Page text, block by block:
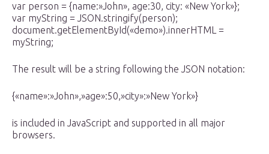
var person = {name:»John», age:30, city: «New York»};
var myString = JSON.stringify(person);
document.getElementById(«demo»).innerHTML =
myString;
The result will be a string following the JSON notation:
{«name»:»John»,»age»:50,»city»:»New York»}
is included in JavaScript and supported in all major
browsers.